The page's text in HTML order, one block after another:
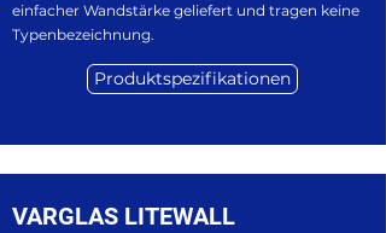
einfacher Wandstärke geliefert und tragen keine
Typenbezeichnung.
Produktspezifikationen
VARGLAS LITEWALL